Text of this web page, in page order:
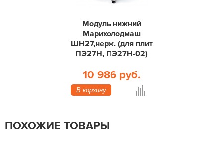
Модуль нижний
Марихолодмаш
ШН27,нерж. (для плит
ПЭ27Н, ПЭ27Н-02)
10 986 руб.
В корзину
ПОХОЖИЕ ТОВАРЫ